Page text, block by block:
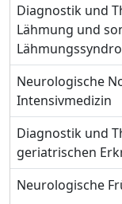
Diagnostik und
Lähmung und
Neurologische
Intensivmedizin
Diagnostik und
geriatrischen
Neurologische